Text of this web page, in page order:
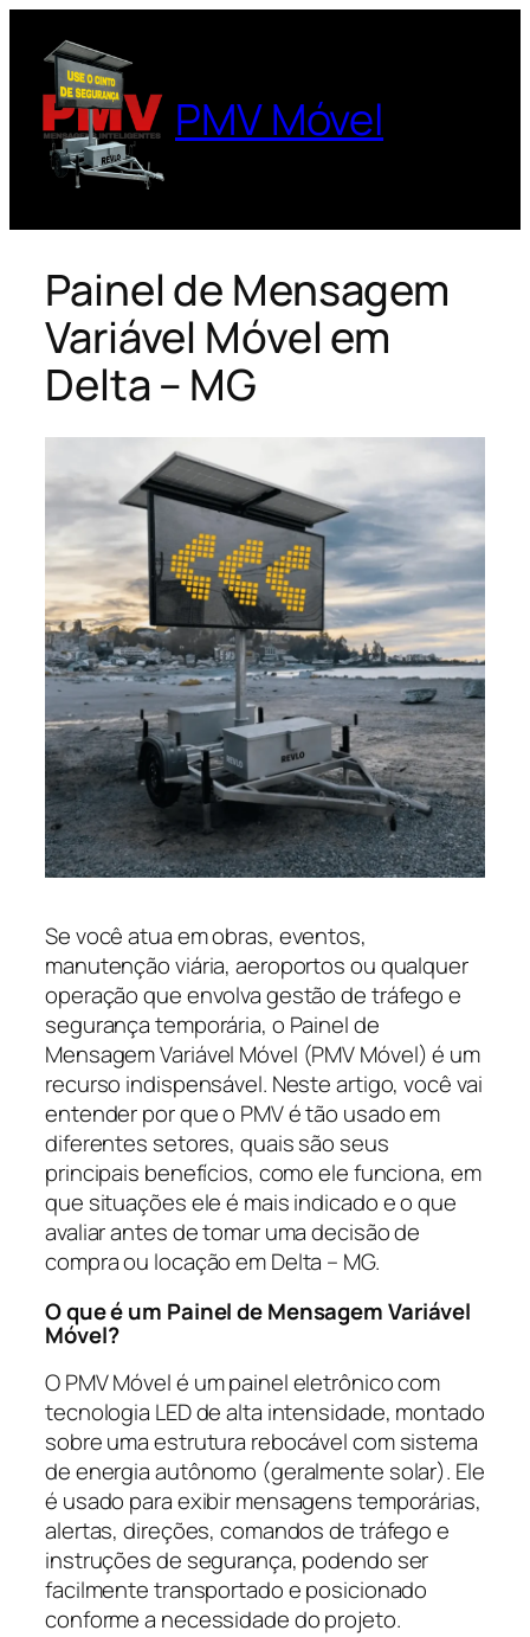
para
conteúdo
PMV Móvel
Painel de Mensagem
Variável Móvel em
Delta – MG
Se você atua em obras, eventos,
manutenção viária, aeroportos ou qualquer
operação que envolva gestão de tráfego e
segurança temporária, o Painel de
Mensagem Variável Móvel (PMV Móvel) é um
recurso indispensável. Neste artigo, você vai
entender por que o PMV é tão usado em
diferentes setores, quais são seus
principais benefícios, como ele funciona, em
que situações ele é mais indicado e o que
avaliar antes de tomar uma decisão de
compra ou locação em Delta – MG.
O que é um Painel de Mensagem Variável
Móvel?
O PMV Móvel é um painel eletrônico com
tecnologia LED de alta intensidade, montado
sobre uma estrutura rebocável com sistema
de energia autônomo (geralmente solar). Ele
é usado para exibir mensagens temporárias,
alertas, direções, comandos de tráfego e
instruções de segurança, podendo ser
facilmente transportado e posicionado
conforme a necessidade do projeto.